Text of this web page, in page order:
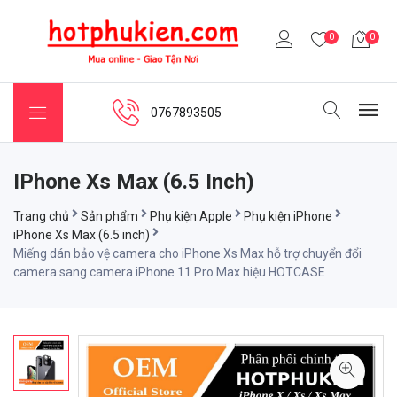
0 0
0767893505
IPhone Xs Max (6.5 Inch)
Trang chủ Sản phẩm Phụ kiện Apple
Phụ kiện iPhone
iPhone Xs Max (6.5 inch)
Miếng dán bảo vệ camera cho iPhone Xs Max hỗ trợ chuyển đổi
camera sang camera iPhone 11 Pro Max hiệu HOTCASE